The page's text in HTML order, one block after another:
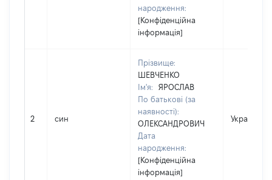
народження:
[Конфіденційна
інформація]
2 син
Прізвище:
ШЕВЧЕНКО
Ім'я:
ЯРОСЛАВ
По батькові (за
наявності):
ОЛЕКСАНДРОВИЧ
Дата
народження:
[Конфіденційна
інформація]
Україна